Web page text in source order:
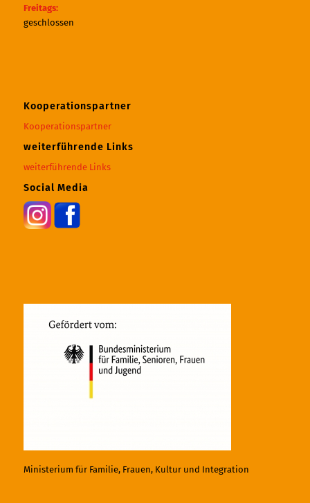
Freitags:
geschlossen
Kooperationspartner
Kooperationspartner
weiterführende Links
weiterführende Links
Social Media
Ministerium für Familie, Frauen, Kultur und Integration